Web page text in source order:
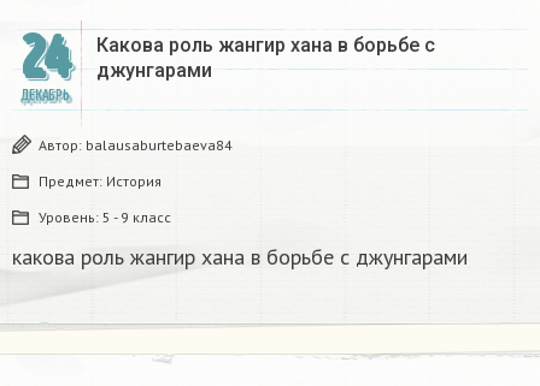
24
ДЕКАБРЬ
Какова роль жангир хана в борьбе с
джунгарами​
Автор: balausaburtebaeva84
Предмет: История
Уровень: 5 - 9 класс
какова роль жангир хана в борьбе с джунгарами​